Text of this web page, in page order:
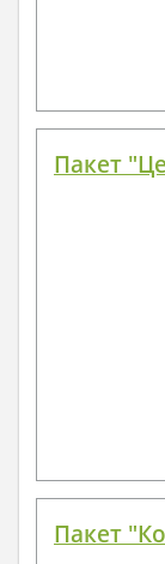
Пакет
Пакет